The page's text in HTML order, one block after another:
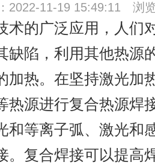
2022-11-19 15:49:11 浏
术的广泛应用，人们
缺陷，利用其他热源
加热。在坚持激光加
热源进行复合热源焊
和等离子弧、激光和
。复合焊接可以提高